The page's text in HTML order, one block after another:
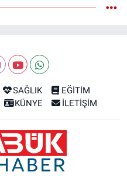
SAĞLIK
EĞİTİM
KÜNYE İLETİŞİM